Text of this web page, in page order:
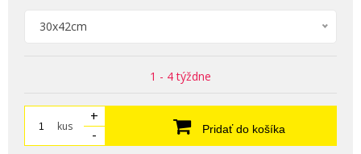
30x42cm
1 - 4 týždne
kus
+
-
Pridať do košíka